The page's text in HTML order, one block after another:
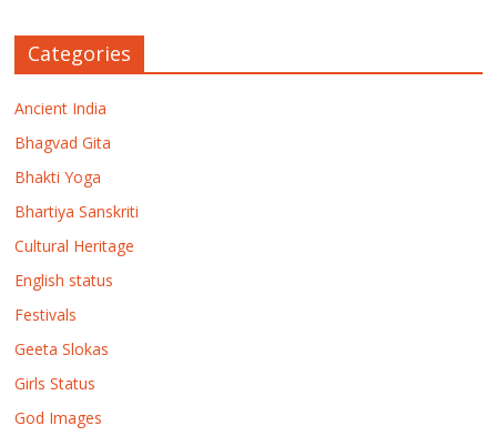
Categories
Ancient India
Bhagvad Gita
Bhakti Yoga
Bhartiya Sanskriti
Cultural Heritage
English status
Festivals
Geeta Slokas
Girls Status
God Images